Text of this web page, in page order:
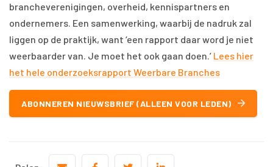
brancheverenigingen, overheid, kennispartners en
ondernemers. Een samenwerking, waarbij de nadruk zal
liggen op de praktijk, want ‘een rapport daar word je niet
weerbaarder van. Je moet het ook gaan doen.’ Lees hier
het hele onderzoeksrapport Weerbare Branches
ABONNEREN NIEUWSBRIEF (ALLEEN VOOR LEDEN)